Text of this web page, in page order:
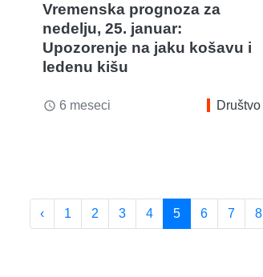
Vremenska prognoza za
nedelju, 25. januar:
Upozorenje na jaku košavu i
ledenu kišu
access_time 6 meseci Društvo
‹ 1 2 3 4 5 6 7 8